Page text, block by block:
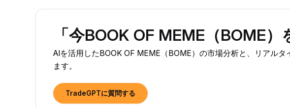
「今BOOK OF MEME（BOME
AIを活用したBOOK OF MEME（BOME）の市場分析と、リアル
ます。
TradeGPTに質問する